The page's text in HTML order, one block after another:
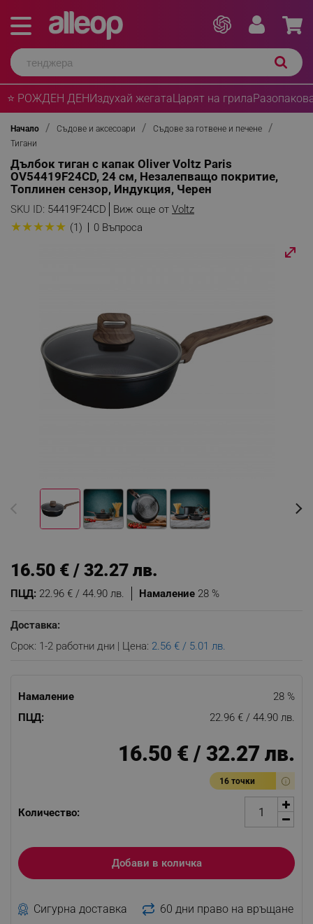
⭐ РОЖДЕН ДЕНИздухай жегатаЦарят на грила
Начало Съдове и аксесоари
Съдове за готвене и печене
Тигани
Дълбок тиган с капак Oliver Voltz Paris
OV54419F24CD, 24 см, Незалепващо покритие,
Топлинен сензор, Индукция, Черен
SKU ID: 54419F24CD Виж още от Voltz
★★★★★ (1) 0 Въпроса
Намаление 28 %
ПЦД: 22.96 € / 44.90 лв.
16.50 € / 32.27 лв.
Доставка:
Срок: 1-2 работни дни | Цена: 2.56 € / 5.01 лв.
Намаление
28 %
ПЦД:
22.96 € / 44.90 лв.
16.50 € / 32.27 лв.
16 точки
Количество:
Добави в количка
Сигурна доставка
60 дни право на връщане